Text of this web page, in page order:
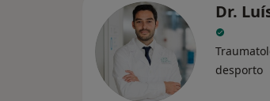
Dr.
desporto